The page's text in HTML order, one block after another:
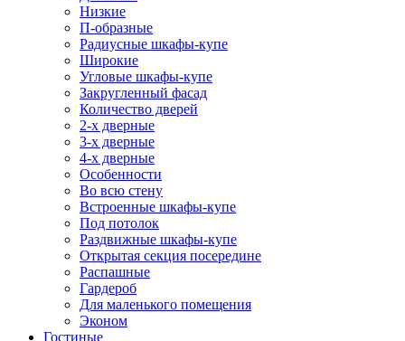
Низкие
П-образные
Радиусные шкафы-купе
Широкие
Угловые шкафы-купе
Закругленный фасад
Количество дверей
2-х дверные
3-х дверные
4-х дверные
Особенности
Во всю стену
Встроенные шкафы-купе
Под потолок
Раздвижные шкафы-купе
Открытая секция посередине
Распашные
Гардероб
Для маленького помещения
Эконом
Гостиные